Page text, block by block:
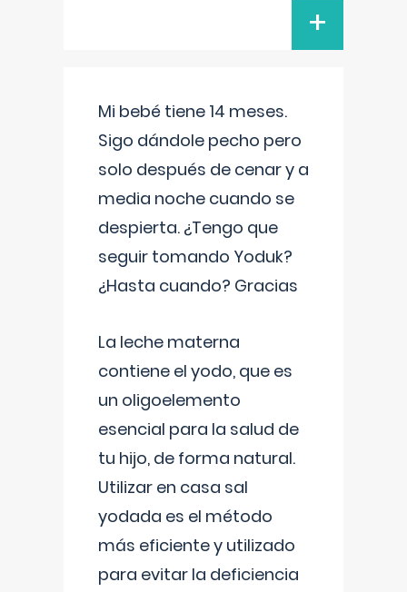
+
Mi bebé tiene 14 meses.
Sigo dándole pecho pero
solo después de cenar y a
media noche cuando se
despierta. ¿Tengo que
seguir tomando Yoduk?
¿Hasta cuando? Gracias
La leche materna
contiene el yodo, que es
un oligoelemento
esencial para la salud de
tu hijo, de forma natural.
Utilizar en casa sal
yodada es el método
más eficiente y utilizado
para evitar la deficiencia